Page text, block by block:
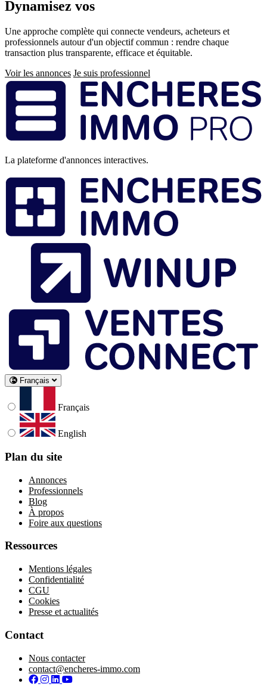
Dynamisez vos
Une approche complète qui connecte vendeurs, acheteurs et
professionnels autour d'un objectif commun : rendre chaque
transaction plus transparente, efficace et équitable.
Voir les annonces Je suis professionnel
Pied
de
page
La plateforme d'annonces interactives.
Français
Français
English
Plan du site
Annonces
Professionnels
Blog
À propos
Foire aux questions
Ressources
Mentions légales
Confidentialité
CGU
Cookies
Presse et actualités
Contact
Nous contacter
contact@encheres-immo.com
Facebook
Instagram
LinkedIn
YouTube